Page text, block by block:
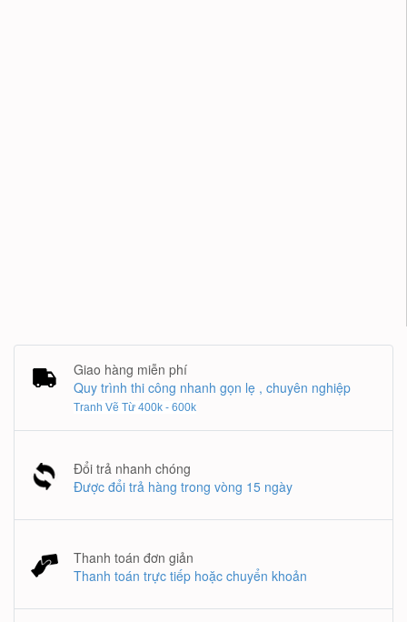
Giao hàng miễn phí
Quy trình thi công nhanh gọn lẹ , chuyên nghiệp
Tranh Vẽ Từ 400k - 600k
Đổi trả nhanh chóng
Được đổi trả hàng trong vòng 15 ngày
Thanh toán đơn giản
Thanh toán trực tiếp hoặc chuyển khoản